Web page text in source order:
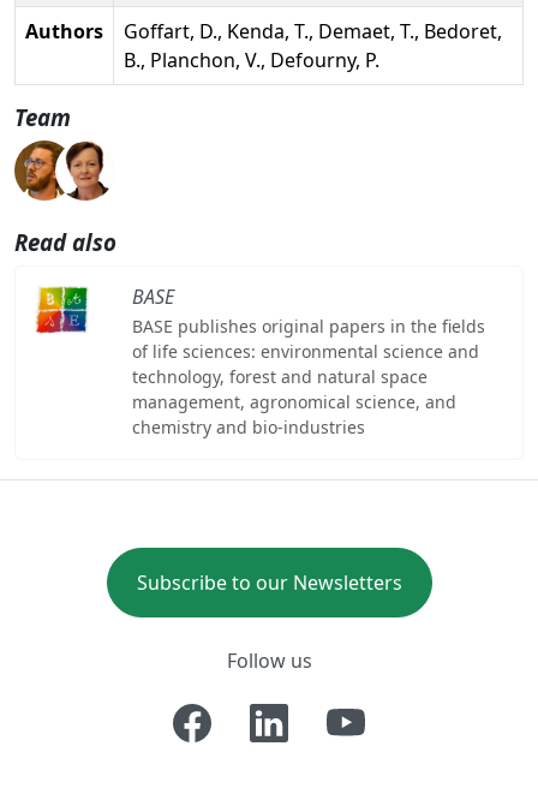
Authors
Goffart, D., Kenda, T., Demaet, T., Bedoret,
B., Planchon, V., Defourny, P.
Team
Read also
BASE
BASE publishes original papers in the fields
of life sciences: environmental science and
technology, forest and natural space
management, agronomical science, and
chemistry and bio-industries
Subscribe to our Newsletters
Follow us